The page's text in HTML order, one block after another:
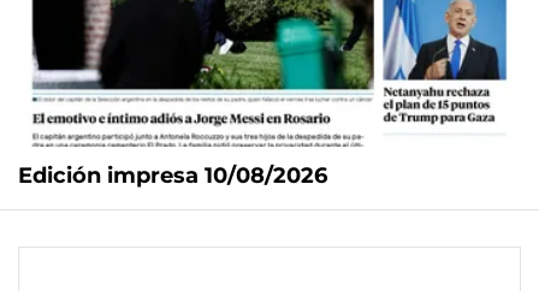
Edición impresa 10/08/2026